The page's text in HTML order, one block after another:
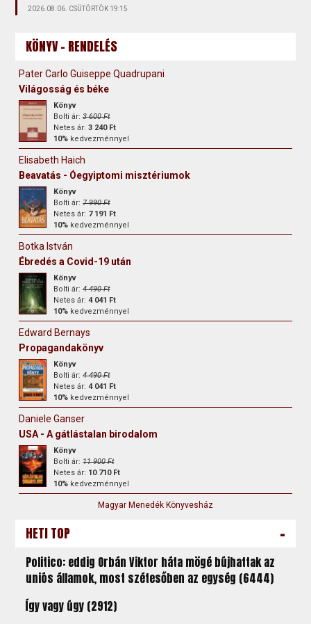
2026.08.06. CSÜTÖRTÖK 19:15
KÖNYV - RENDELÉS
Pater Carlo Guiseppe Quadrupani
Világosság és béke
Könyv
Bolti ár:3 600 Ft
Netes ár:3 240 Ft
10% kedvezménnyel
Elisabeth Haich
Beavatás - Óegyiptomi misztériumok
Könyv
Bolti ár:7 990 Ft
Netes ár: 7 191 Ft
10% kedvezménnyel
Botka István
Ébredés a Covid-19 után
Könyv
Bolti ár:4 490 Ft
Netes ár:4 041 Ft
10% kedvezménnyel
Edward Bernays
Propagandakönyv
Könyv
Bolti ár:4 490 Ft
Netes ár:4 041 Ft
10% kedvezménnyel
Daniele Ganser
USA - A gátlástalan birodalom
Könyv
Bolti ár:11 900 Ft
Netes ár: 10 710 Ft
10% kedvezménnyel
Magyar Menedék Könyvesház
HETI TOP -
Politico: eddig Orbán Viktor háta mögé bújhattak az
uniós államok, most szétesőben az egység (6444)
Így vagy úgy (2912)